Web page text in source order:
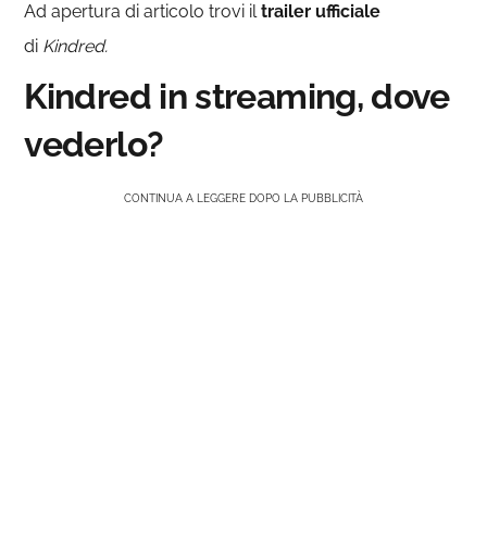
Ad apertura di articolo trovi iltrailer ufficiale
di Kindred.
Kindred in streaming, dove
vederlo?
CONTINUA A LEGGERE DOPO LA PUBBLICITÀ